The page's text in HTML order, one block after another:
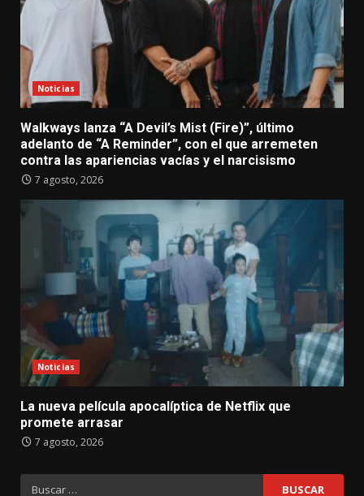
Noticias
Walkways lanza “A Devil’s Mist (Fire)”, último
adelanto de “A Reminder”, con el que arremeten
contra las apariencias vacías y el narcisismo
7 agosto, 2026
Noticias
La nueva película apocalíptica de Netflix que
promete arrasar
7 agosto, 2026
Buscar: